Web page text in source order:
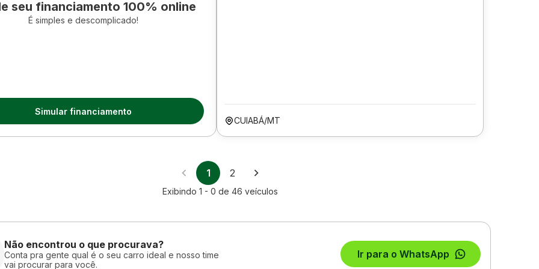
seu financiamento 100% online
É simples e descomplicado!
Simular financiamento
CUIABÁ/MT
1 2
Exibindo 1 - 0 de 46 veículos
Não encontrou o que procurava?
Conta pra gente qual é o seu carro ideal e nosso time
vai procurar para você.
Ir para o WhatsApp